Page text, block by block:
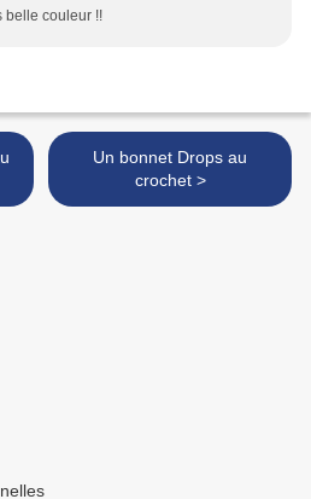
belle couleur !!
Un bonnet Drops au
crochet >